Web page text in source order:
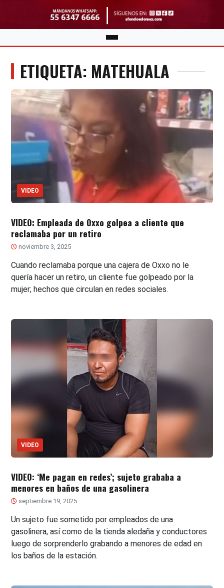
ETIQUETA: MATEHUALA
VIDEO
VIDEO: Empleada de Oxxo golpea a cliente que
reclamaba por un retiro
noviembre 3, 2025
Cuando reclamaba porque una cajera de Oxxo no le
quería hacer un retiro, un cliente fue golpeado por la
mujer; hechos que circulan en redes sociales.
VIDEO
VIDEO: ‘Me pagan en redes’; sujeto grababa a
menores en baños de una gasolinera
septiembre 19, 2025
Un sujeto fue sometido por empleados de una
gasolinera, así como de la tienda aledaña y conductores
luego de sorprenderlo grabando a menores de edad en
los baños de la estación.